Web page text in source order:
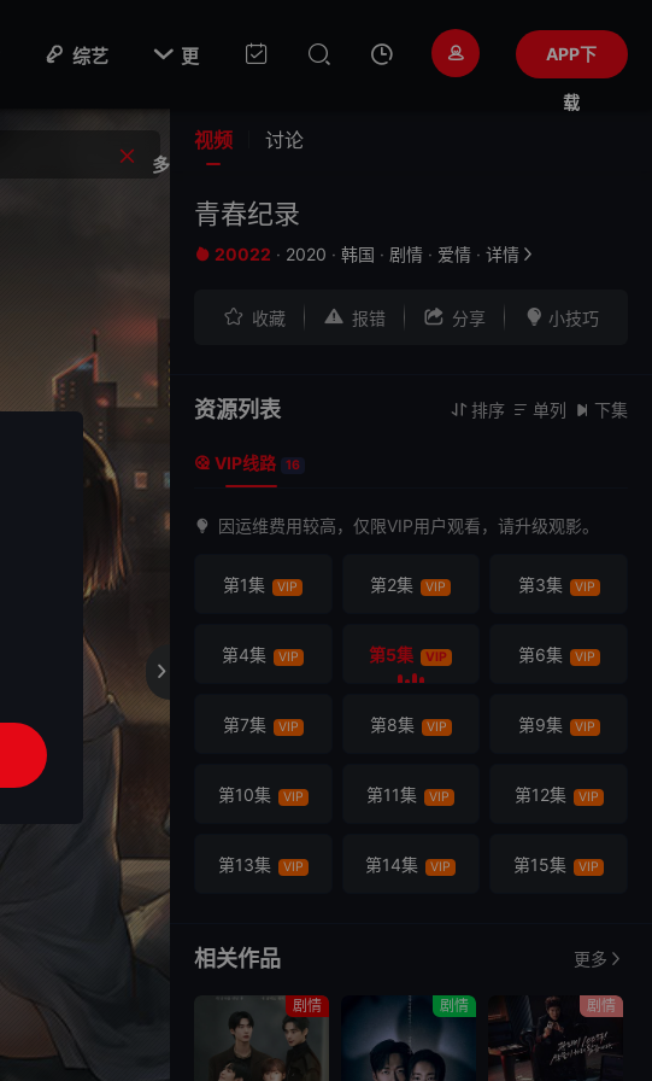
综艺  更
多
APP下
载

视频 讨论
青春纪录
 20022 · 2020 · 韩国 · 剧情 · 爱情 · 详情 
 收藏  报错  分享  小技巧
资源列表  排序  单列  下集
 VIP线路 16
因运维费用较高，仅限VIP用户观看，请升级观影。
第1集 VIP 第2集 VIP 第3集 VIP
第4集 VIP 第5集 VIP 第6集 VIP
第7集 VIP 第8集 VIP 第9集 VIP
第10集 VIP 第11集 VIP 第12集 VIP
第13集 VIP 第14集 VIP 第15集 VIP
相关作品 更多
剧情 剧情 剧情